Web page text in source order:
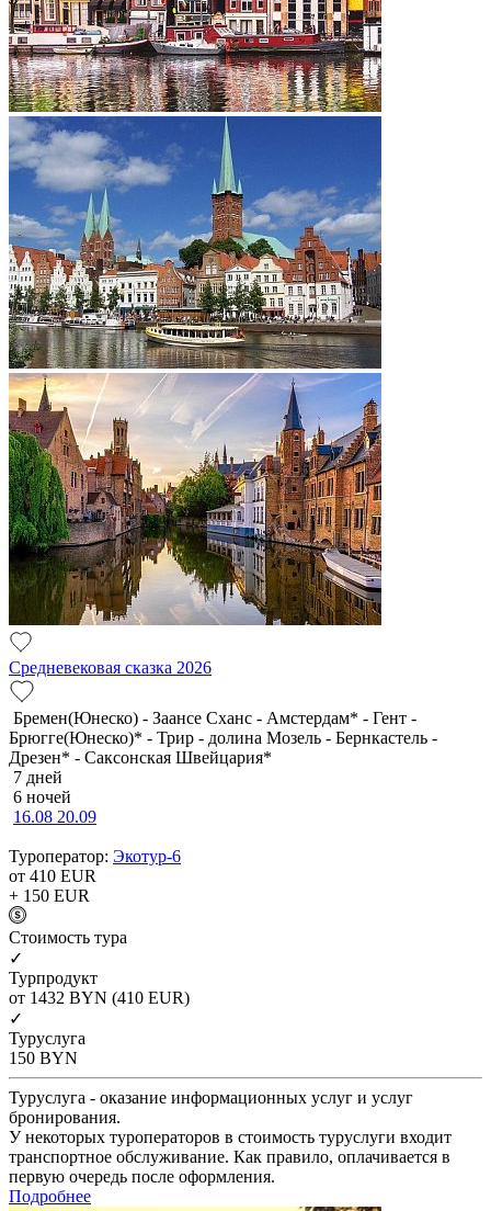
Средневековая сказка 2026
Бремен(Юнеско) - Заансе Сханс - Амстердам* - Гент -
Брюгге(Юнеско)* - Трир - долина Мозель - Бернкастель -
Дрезен* - Саксонская Швейцария*
7 дней
6 ночей
16.08 20.09
Туроператор: Экотур-6
от 410 EUR
+ 150 EUR
Cтоимость тура
✓
Турпродукт
от 1432 BYN (410 EUR)
✓
Туруслуга
150 BYN
Туруслуга - оказание информационных услуг и услуг
бронирования.
У некоторых туроператоров в стоимость туруслуги входит
транспортное обслуживание. Как правило, оплачивается в
первую очередь после оформления.
Подробнее